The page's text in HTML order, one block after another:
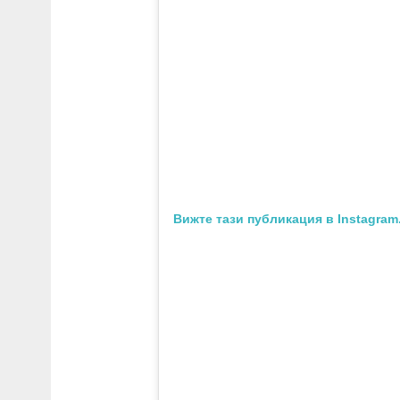
Вижте тази публикация в